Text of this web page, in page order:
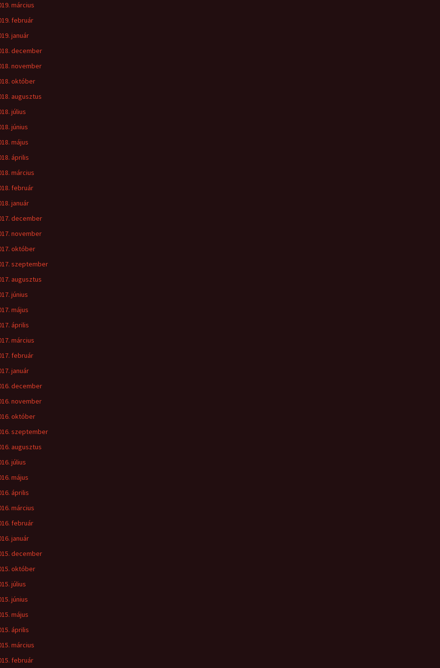
március
február
január
december
november
október
augusztus
július
június
május
április
március
február
január
december
november
október
szeptember
augusztus
június
május
április
március
február
január
december
november
október
szeptember
augusztus
július
május
április
március
február
január
december
október
július
június
május
április
március
február